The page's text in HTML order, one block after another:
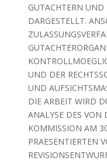
GUTACHTERN UND
DARGESTELLT.
UND DER
UND
DIE ARBEIT WIRD
ANALYSE DES VON
KOMMISSION AM
PRAESENTIERTEN